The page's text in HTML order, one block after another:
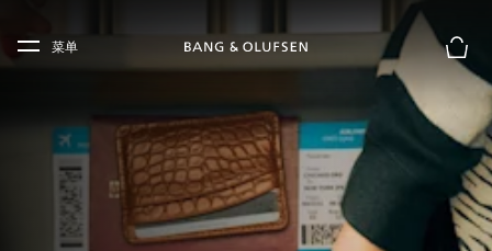
Skip to main footer
菜单
购物